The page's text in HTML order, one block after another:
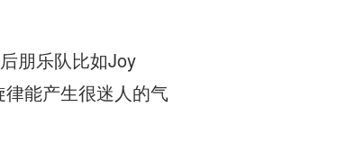
朋乐队比如Joy
能产生很迷人的气